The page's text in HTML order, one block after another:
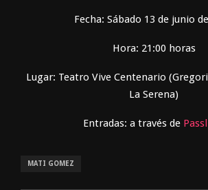
Fecha: Sábado 13 de junio
Hora: 21:00 horas
Lugar: Teatro Vive Centenario
La Serena)
Entradas: a través de
MATI GOMEZ